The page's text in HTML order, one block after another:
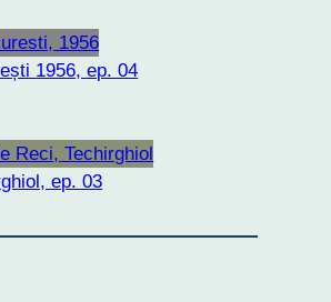
1956, ep. 04
ep. 03